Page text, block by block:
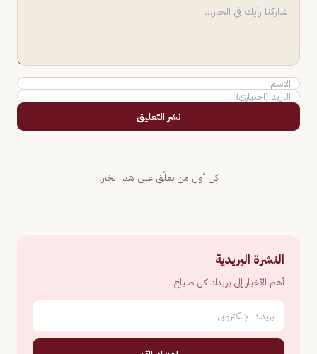
نشر التعليق
كن أول من يعلّق على هذا الخبر.
النشرة البريدية
أهم الأخبار إلى بريدك كل صباح.